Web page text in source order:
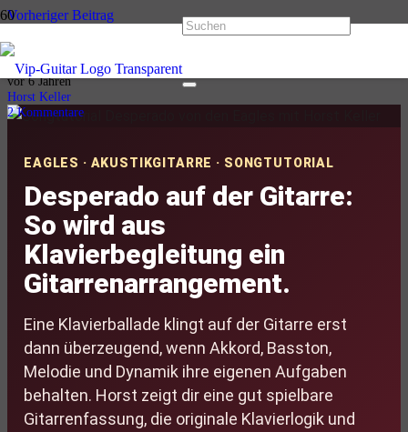
Vorheriger Beitrag
Empty Rooms von Gary Moore
Nächster Beitrag
All Right Now auf der Gitarre: Free-Songtutorial
vor 6 Jahren
Horst Keller
2Kommentare
EAGLES · AKUSTIKGITARRE · SONGTUTORIAL
Desperado auf der Gitarre:
So wird aus
Klavierbegleitung ein
Gitarrenarrangement.
Eine Klavierballade klingt auf der Gitarre erst
dann überzeugend, wenn Akkord, Basston,
Melodie und Dynamik ihre eigenen Aufgaben
behalten. Horst zeigt dir eine gut spielbare
Gitarrenfassung, die originale Klavierlogik und